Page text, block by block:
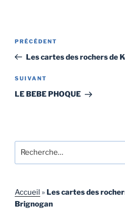
Navigation
l’article
Article
précédent
PRÉCÉDENT
Les cartes des rochers de
Article
suivant
SUIVANT
LE BEBE PHOQUE
pour
Accueil » Les cartes des
Brignogan